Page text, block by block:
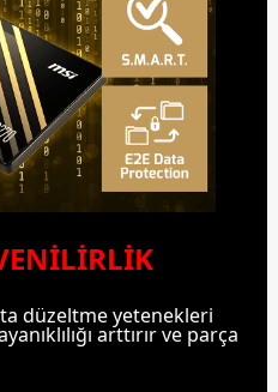
düzeltme yetenekleri
arttırır ve parça